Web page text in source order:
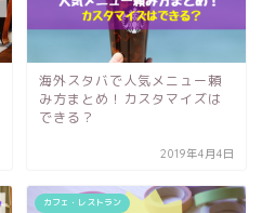
海外スタバで人気メニュー頼
み方まとめ！カスタマイズは
できる？
2019年4月4日
カフェ・レストラン